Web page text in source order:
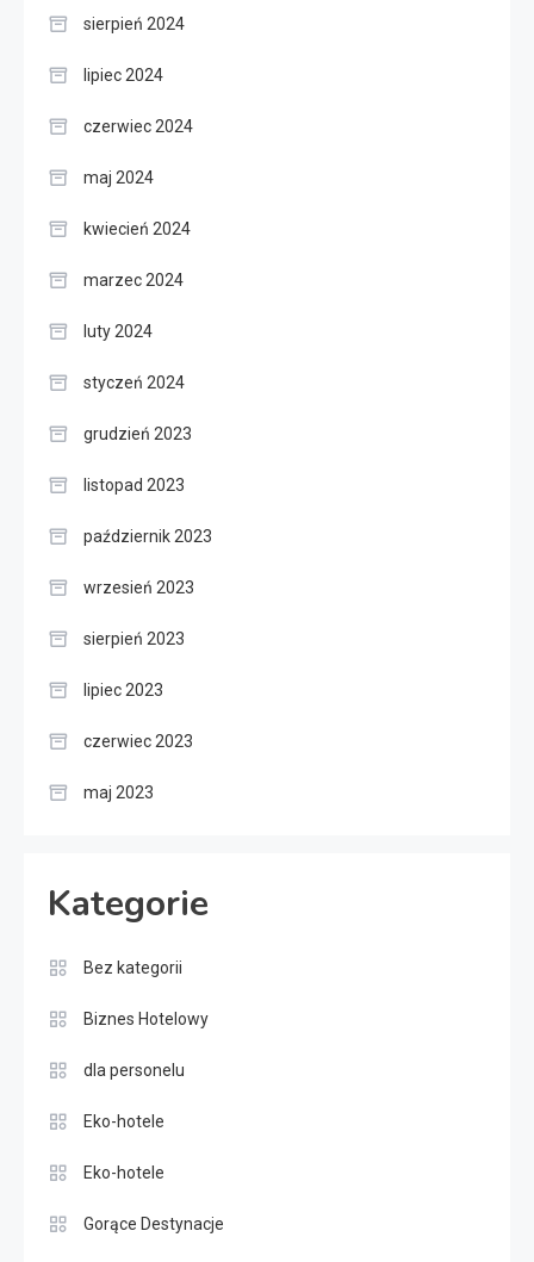
sierpień 2024
lipiec 2024
czerwiec 2024
maj 2024
kwiecień 2024
marzec 2024
luty 2024
styczeń 2024
grudzień 2023
listopad 2023
październik 2023
wrzesień 2023
sierpień 2023
lipiec 2023
czerwiec 2023
maj 2023
Kategorie
Bez kategorii
Biznes Hotelowy
dla personelu
Eko-hotele
Eko-hotele
Gorące Destynacje